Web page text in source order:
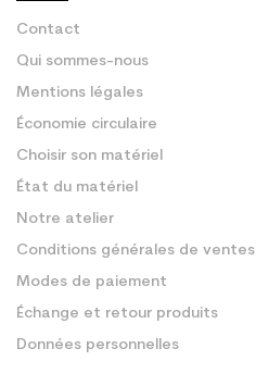
Contact
Qui sommes-nous
Mentions légales
Économie circulaire
Choisir son matériel
État du matériel
Notre atelier
Conditions générales de ventes
Modes de paiement
Échange et retour produits
Données personnelles